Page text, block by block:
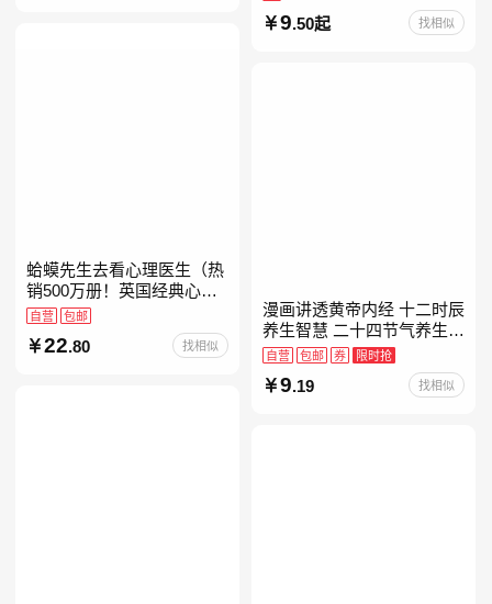
增思维导图必读正版课外书
初中名著语文书目初一课外
9.50起 找相似
蛤蟆先生去看心理医生（热
销500万册！英国经典心理
咨询入门书，知名心理学家
自营 包邮
22.80 找相似
漫画讲透黄帝内经 十二时辰
养生智慧 二十四节气养生智
慧 中医八大名著之一养生图
解 皇帝内经漫画版原版
自营 包邮 券 限时抢
9.19 找相似